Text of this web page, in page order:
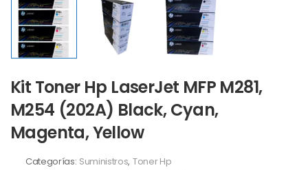
Kit Toner Hp LaserJet MFP M281,
M254 (202A) Black, Cyan,
Magenta, Yellow
Categorías: Suministros, Toner Hp